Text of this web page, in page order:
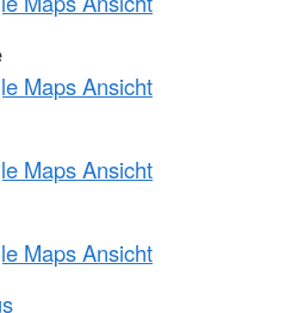
Maps Ansicht
Maps Ansicht
Maps Ansicht